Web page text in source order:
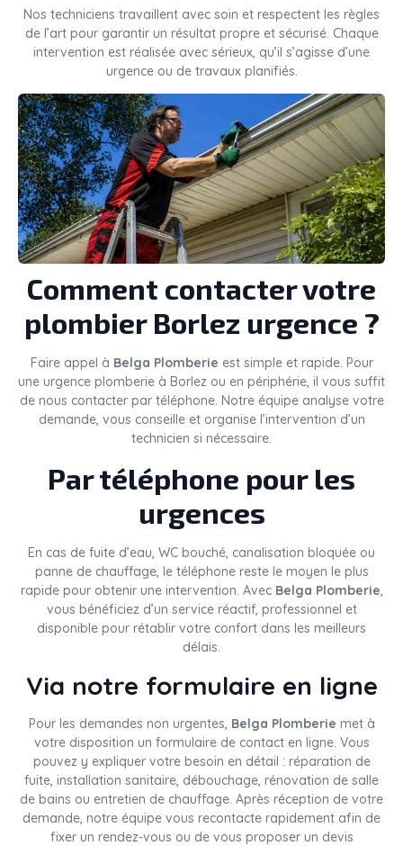
Nos techniciens travaillent avec soin et respectent les règles
de l’art pour garantir un résultat propre et sécurisé. Chaque
intervention est réalisée avec sérieux, qu’il s’agisse d’une
urgence ou de travaux planifiés.
Comment contacter votre
plombier Borlez urgence ?
Faire appel à Belga Plomberie est simple et rapide. Pour
une urgence plomberie à Borlez ou en périphérie, il vous suffit
de nous contacter par téléphone. Notre équipe analyse votre
demande, vous conseille et organise l’intervention d’un
technicien si nécessaire.
Par téléphone pour les
urgences
En cas de fuite d’eau, WC bouché, canalisation bloquée ou
panne de chauffage, le téléphone reste le moyen le plus
rapide pour obtenir une intervention. Avec Belga Plomberie,
vous bénéficiez d’un service réactif, professionnel et
disponible pour rétablir votre confort dans les meilleurs
délais.
Via notre formulaire en ligne
Pour les demandes non urgentes, Belga Plomberie met à
votre disposition un formulaire de contact en ligne. Vous
pouvez y expliquer votre besoin en détail : réparation de
fuite, installation sanitaire, débouchage, rénovation de salle
de bains ou entretien de chauffage. Après réception de votre
demande, notre équipe vous recontacte rapidement afin de
fixer un rendez-vous ou de vous proposer un devis